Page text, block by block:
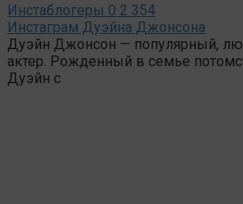
Инстаблогеры 0 2 354
Инстаграм Дуэйна Джонсона
Дуэйн Джонсон — популярный,
актер. Рожденный в семье
Дуэйн с